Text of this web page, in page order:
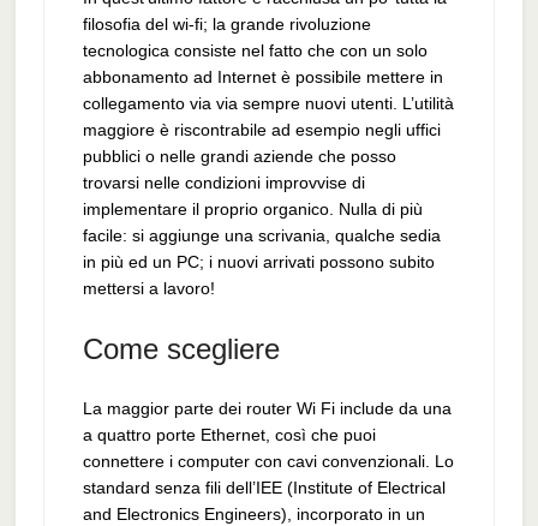
filosofia del wi-fi; la grande rivoluzione
tecnologica consiste nel fatto che con un solo
abbonamento ad Internet è possibile mettere in
collegamento via via sempre nuovi utenti. L’utilità
maggiore è riscontrabile ad esempio negli uffici
pubblici o nelle grandi aziende che posso
trovarsi nelle condizioni improvvise di
implementare il proprio organico. Nulla di più
facile: si aggiunge una scrivania, qualche sedia
in più ed un PC; i nuovi arrivati possono subito
mettersi a lavoro!
Come scegliere
La maggior parte dei router Wi Fi include da una
a quattro porte Ethernet, così che puoi
connettere i computer con cavi convenzionali. Lo
standard senza fili dell’IEE (Institute of Electrical
and Electronics Engineers), incorporato in un